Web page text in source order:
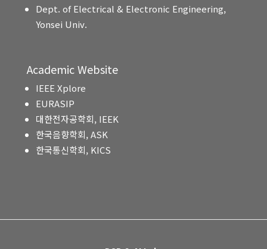
Dept. of Electrical & Electronic Engineering,
Yonsei Univ.
Academic Website
IEEE Xplore
EURASIP
대한전자공학회, IEEK
한국음향학회, ASK
한국통신학회, KICS